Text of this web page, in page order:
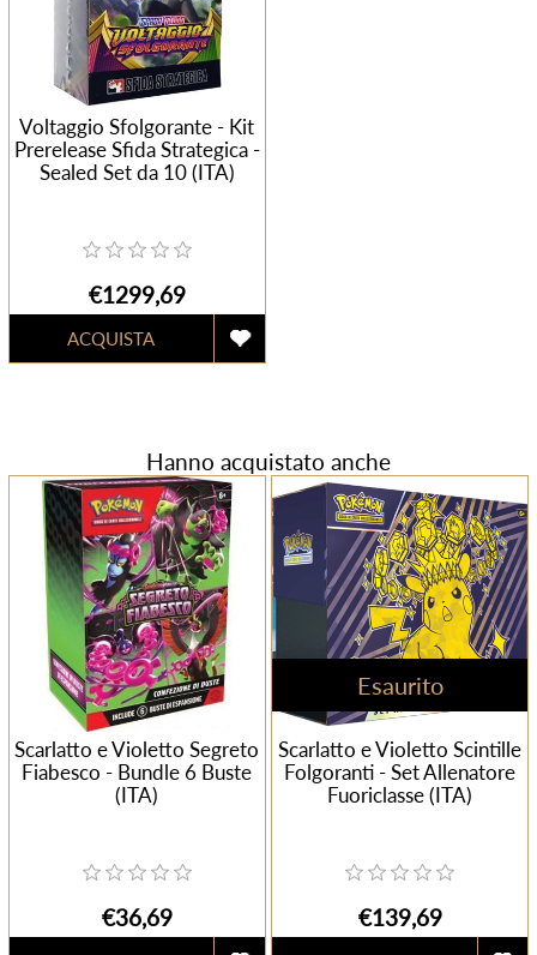
Voltaggio Sfolgorante - Kit
Prerelease Sfida Strategica -
Sealed Set da 10 (ITA)
€1299,69
Hanno acquistato anche
Scarlatto e Violetto Segreto
Fiabesco - Bundle 6 Buste
(ITA)
€36,69
Esaurito
Scarlatto e Violetto Scintille
Folgoranti - Set Allenatore
Fuoriclasse (ITA)
€139,69